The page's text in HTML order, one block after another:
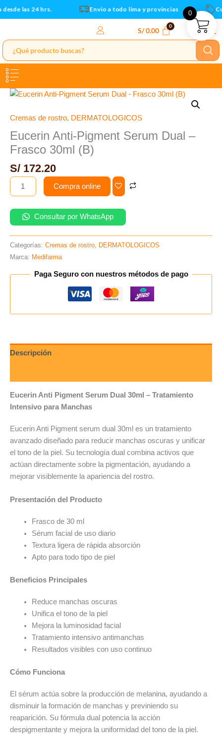
al
las 24 hrs. Envio a todo lima y provincias
S/0.00
Cremas de rostro, DERMATOLOGICOS
Eucerin Anti-Pigment Serum Dual –
Frasco 30ml (B)
S/ 172.20
Eucerin
Pigment
Dual
-
Frasco
30ml
Compra online
Consultar por WhatsApp
Categorías: Cremas de rostro DERMATOLOGICOS
Marca: Medifarma
Paga Seguro con nuestros métodos de pago
Descripción
Eucerin Anti Pigment Serum Dual 30ml – Tratamiento
Intensivo para Manchas
Eucerin Anti Pigment serum dual 30ml es un tratamiento
avanzado diseñado para reducir manchas oscuras y unificar
el tono de la piel. Su tecnología dual combina activos que
actúan directamente sobre la pigmentación, ayudando a
mejorar visiblemente la apariencia del rostro.
Presentación del Producto
Frasco de 30 ml
Sérum facial de uso diario
Textura ligera de rápida absorción
Apto para todo tipo de piel
Beneficios Principales
Reduce manchas oscuras
Unifica el tono de la piel
Mejora la luminosidad facial
Tratamiento intensivo antimanchas
Resultados visibles con uso continuo
Cómo Funciona
El sérum actúa sobre la producción de melanina, ayudando a
disminuir la formación de manchas y previniendo su
reaparición. Su fórmula dual potencia la acción
despigmentante y mejora la uniformidad del tono de la piel.
0
Frasco
(B)
cantidad